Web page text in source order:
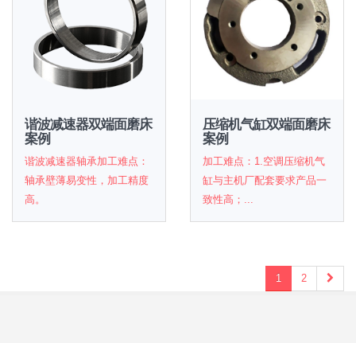
谐波减速器双端面磨床
案例
谐波减速器轴承加工难点：
轴承壁薄易变性，加工精度
高。
压缩机气缸双端面磨床
案例
加工难点：1.空调压缩机气
缸与主机厂配套要求产品一
致性高；...
1 2